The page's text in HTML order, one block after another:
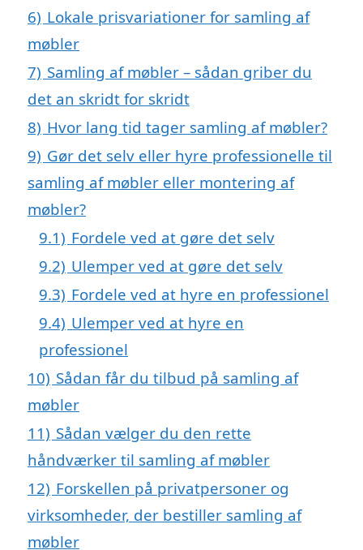
6) Lokale prisvariationer for samling af
møbler
7) Samling af møbler – sådan griber du
det an skridt for skridt
8) Hvor lang tid tager samling af møbler?
9) Gør det selv eller hyre professionelle til
samling af møbler eller montering af
møbler?
9.1) Fordele ved at gøre det selv
9.2) Ulemper ved at gøre det selv
9.3) Fordele ved at hyre en professionel
9.4) Ulemper ved at hyre en
professionel
10) Sådan får du tilbud på samling af
møbler
11) Sådan vælger du den rette
håndværker til samling af møbler
12) Forskellen på privatpersoner og
virksomheder, der bestiller samling af
møbler